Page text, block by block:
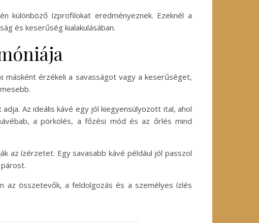
ízprofilokat eredményeznek. Ezeknél a
és keserűség kialakulásában.
másként érzékeli a savasságot vagy a keserűséget,
Az ideális kávé egy jól kiegyensúlyozott ital, ahol
a pörkölés, a főzési mód és az őrlés mind
az ízérzetet. Egy savasabb kávé például jól passzol
az összetevők, a feldolgozás és a személyes ízlés